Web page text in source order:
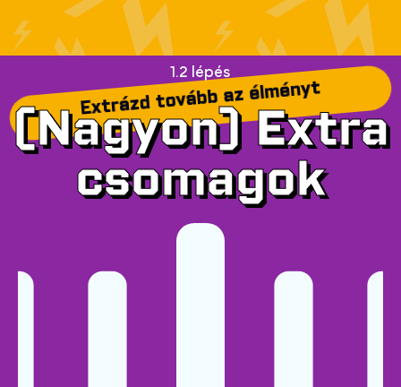
1.2 lépés
Extrázd tovább az élményt
(Nagyon) Extra
csomagok